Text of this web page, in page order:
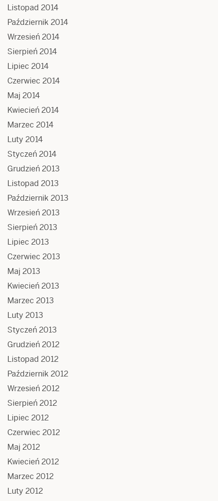
Listopad 2014
Październik 2014
Wrzesień 2014
Sierpień 2014
Lipiec 2014
Czerwiec 2014
Maj 2014
Kwiecień 2014
Marzec 2014
Luty 2014
Styczeń 2014
Grudzień 2013
Listopad 2013
Październik 2013
Wrzesień 2013
Sierpień 2013
Lipiec 2013
Czerwiec 2013
Maj 2013
Kwiecień 2013
Marzec 2013
Luty 2013
Styczeń 2013
Grudzień 2012
Listopad 2012
Październik 2012
Wrzesień 2012
Sierpień 2012
Lipiec 2012
Czerwiec 2012
Maj 2012
Kwiecień 2012
Marzec 2012
Luty 2012